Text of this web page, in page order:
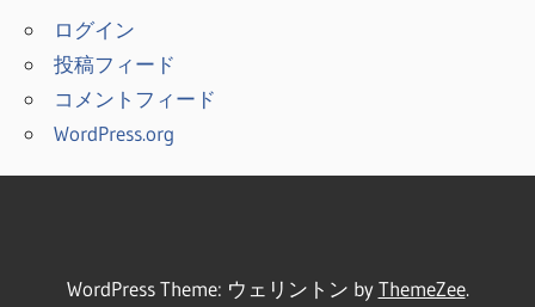
ログイン
投稿フィード
コメントフィード
WordPress.org
WordPress Theme: ウェリントン byThemeZee.